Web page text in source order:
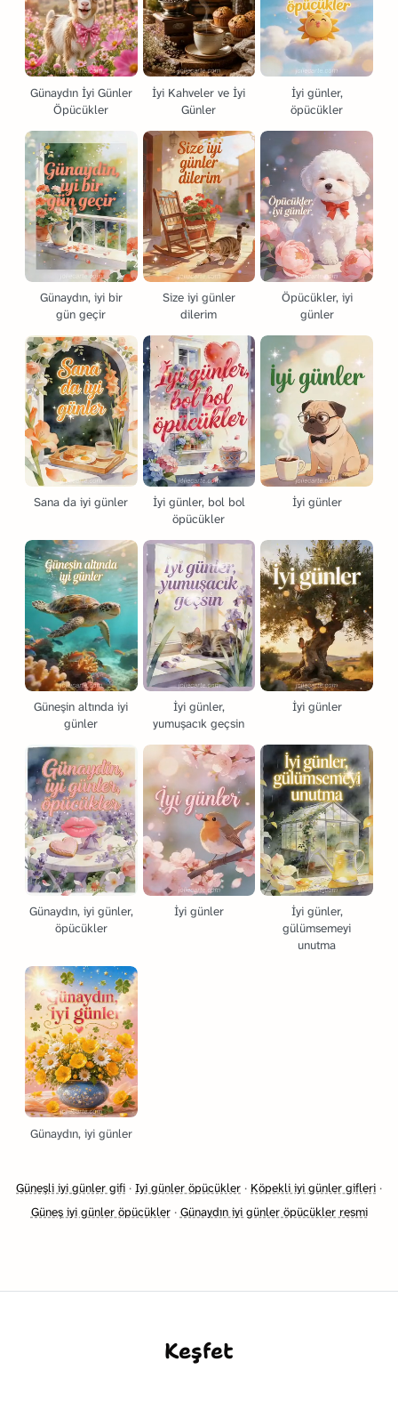
Günaydın İyi Günler
Öpücükler
İyi Kahveler ve İyi
Günler
İyi günler,
öpücükler
Günaydın, iyi bir
gün geçir
Size iyi günler
dilerim
Öpücükler, iyi
günler
Sana da iyi günler
İyi günler, bol bol
öpücükler
İyi günler
Güneşin altında iyi
günler
İyi günler,
yumuşacık geçsin
İyi günler
Günaydın, iyi günler,
öpücükler
İyi günler
İyi günler,
gülümsemeyi
unutma
Günaydın, iyi günler
Güneşli iyi günler gifi · Iyi günler öpücükler · Köpekli iyi günler gifleri ·
Güneş iyi günler öpücükler· Günaydın iyi günler öpücükler resmi
Keşfet